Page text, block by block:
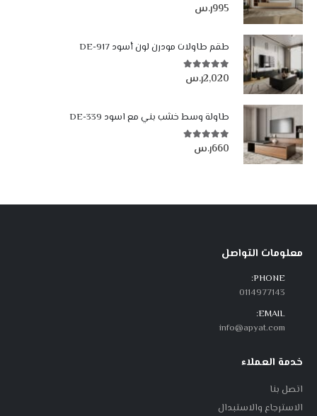
5.00 من أصل 5 995ر.س
طقم طاولات مودرن لون أسود DE-917
5.00من أصل 52,020ر.س
طاولة وسط خشب بني مع اسود DE-339
5.00 من أصل 5 660ر.س
معلومات التواصل
PHONE:
0114977143
EMAIL:
info@apyat.com
خدمة العملاء
اتصل بنا
الاسترجاع والاستبدال